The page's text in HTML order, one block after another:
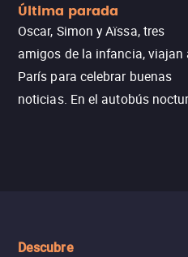
Última parada
Oscar, Simon y Aïssa, tres
amigos de la infancia, viajan
París para celebrar buenas
noticias. En el autobús
Descubre